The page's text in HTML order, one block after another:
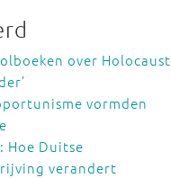
over Holocaust
vormden
Hoe Duitse
verandert